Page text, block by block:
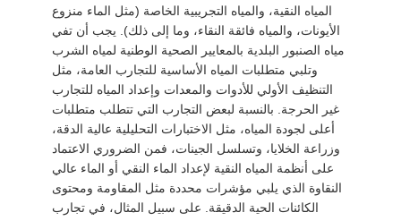
الخصوصية
المياه النقية، والمياه التجريبية الخاصة (مثل الماء منزوع
الأيونات، والمياه فائقة النقاء، وما إلى ذلك). يجب أن تفي
مياه الصنبور البلدية بالمعايير الصحية الوطنية لمياه الشرب
وتلبي متطلبات المياه الأساسية للتجارب العامة، مثل
التنظيف الأولي للأدوات والمعدات وإعداد المياه للتجارب
غير الحرجة. بالنسبة لبعض التجارب التي تتطلب متطلبات
أعلى لجودة المياه، مثل الاختبارات التحليلية عالية الدقة،
وزراعة الخلايا، وتسلسل الجينات، فمن الضروري الاعتماد
على أنظمة المياه النقية لإعداد الماء النقي أو الماء عالي
النقاوة الذي يلبي مؤشرات محددة مثل المقاومة ومحتوى
الكائنات الحية الدقيقة. على سبيل المثال، في تجارب